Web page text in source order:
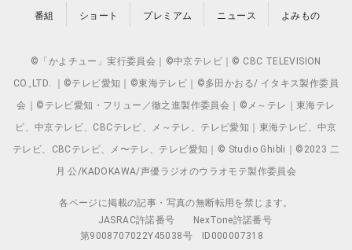
番組 ショート プレミアム ニュース よみもの
©「かよチュー」実行委員会｜©中京テレビ｜© CBC TELEVISION
CO.,LTD. ｜©テレビ愛知｜©東海テレビ｜©多田かおる/ イタキス製作委員
会｜©テレビ愛知・フリュー／徹之進製作委員会｜©メ～テレ｜東海テレ
ビ、中京テレビ、CBCテレビ、メ～テレ、テレビ愛知｜東海テレビ、中京
テレビ、CBCテレビ、メ〜テレ、テレビ愛知｜© Studio Ghibli｜©2023 二
月 公/KADOKAWA/声優ラジオのウラオモテ製作委員会
各ページに掲載の記事・写真の無断転用を禁じます。
JASRAC許諾番号
NexTone許諾番号
第9008707022Y45038号
ID000007318